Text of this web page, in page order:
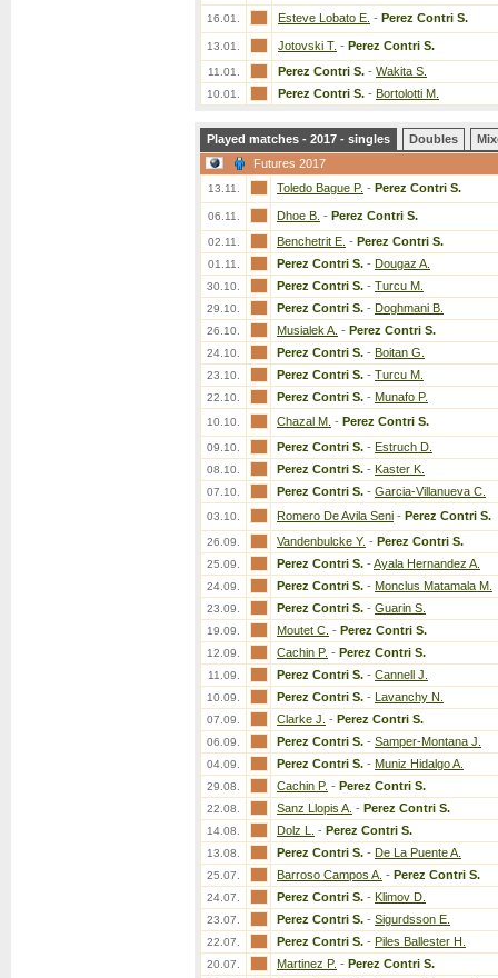
16.01. Esteve Lobato E. - Perez Contri S.
13.01. Jotovski T. - Perez Contri S.
11.01. Perez Contri S. - Wakita S.
10.01. Perez Contri S. - Bortolotti M.
Played matches - 2017 - singles Doubles
Futures 2017
13.11. Toledo Bague P. - Perez Contri S.
06.11. Dhoe B. - Perez Contri S.
02.11. Benchetrit E. - Perez Contri S.
01.11. Perez Contri S. - Dougaz A.
30.10. Perez Contri S. - Turcu M.
29.10. Perez Contri S. - Doghmani B.
26.10. Musialek A. - Perez Contri S.
24.10. Perez Contri S. - Boitan G.
23.10. Perez Contri S. - Turcu M.
22.10. Perez Contri S. - Munafo P.
10.10. Chazal M. - Perez Contri S.
09.10. Perez Contri S. - Estruch D.
08.10. Perez Contri S. - Kaster K.
07.10. Perez Contri S. - Garcia-Villanueva C.
03.10. Romero De Avila Seni - Perez Contri S.
26.09. Vandenbulcke Y. - Perez Contri S.
25.09. Perez Contri S. - Ayala Hernandez A.
24.09. Perez Contri S. - Monclus Matamala M.
23.09. Perez Contri S. - Guarin S.
19.09. Moutet C. - Perez Contri S.
12.09. Cachin P. - Perez Contri S.
11.09. Perez Contri S. - Cannell J.
10.09. Perez Contri S. - Lavanchy N.
07.09. Clarke J. - Perez Contri S.
06.09. Perez Contri S. - Samper-Montana J.
04.09. Perez Contri S. - Muniz Hidalgo A.
29.08. Cachin P. - Perez Contri S.
22.08. Sanz Llopis A. - Perez Contri S.
14.08. Dolz L. - Perez Contri S.
13.08. Perez Contri S. - De La Puente A.
25.07. Barroso Campos A. - Perez Contri S.
24.07. Perez Contri S. - Klimov D.
23.07. Perez Contri S. - Sigurdsson E.
22.07. Perez Contri S. - Piles Ballester H.
20.07. Martinez P. - Perez Contri S.